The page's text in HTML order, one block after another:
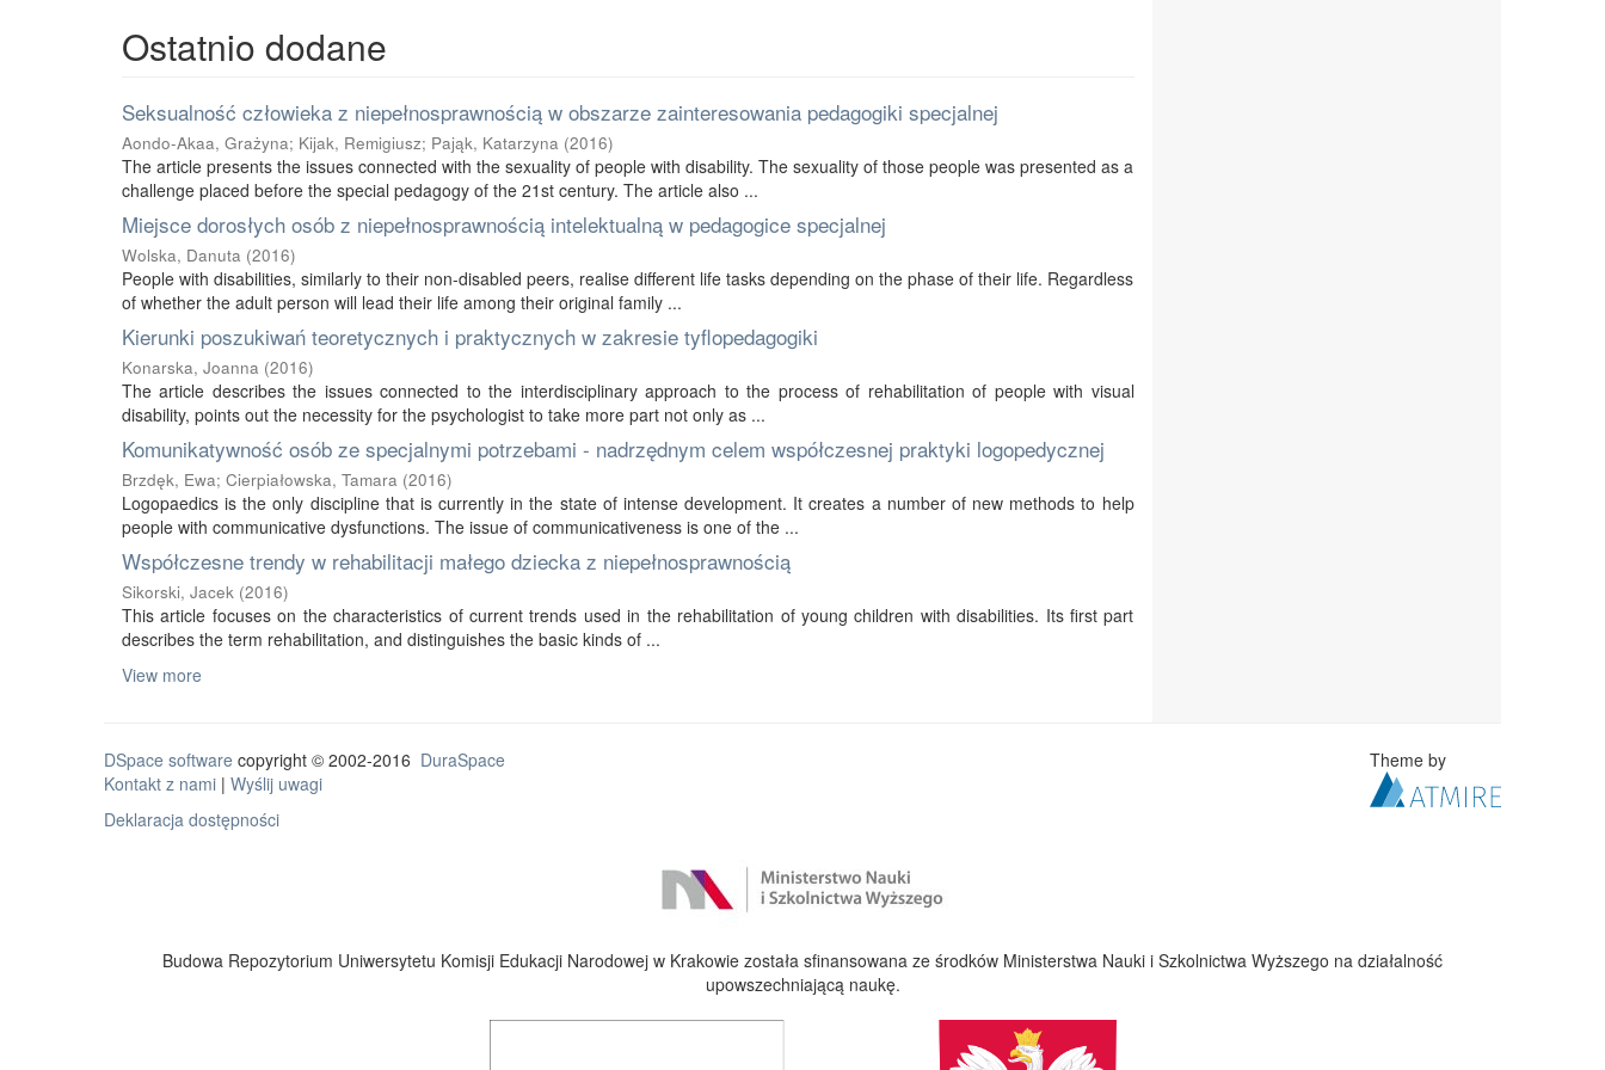
Ostatnio dodane
Seksualność człowieka z niepełnosprawnością w obszarze zainteresowania pedagogiki specjalnej
Aondo-Akaa, Grażyna; Kijak, Remigiusz; Pająk, Katarzyna (2016)
The article presents the issues connected with the sexuality of people with disability. The sexuality of those people was presented as a
challenge placed before the special pedagogy of the 21st century. The article also ...
Miejsce dorosłych osób z niepełnosprawnością intelektualną w pedagogice specjalnej
Wolska, Danuta (2016)
People with disabilities, similarly to their non-disabled peers, realise different life tasks depending on the phase of their life. Regardless
of whether the adult person will lead their life among their original family ...
Kierunki poszukiwań teoretycznych i praktycznych w zakresie tyflopedagogiki
Konarska, Joanna (2016)
The article describes the issues connected to the interdisciplinary approach to the process of rehabilitation of people with visual
disability, points out the necessity for the psychologist to take more part not only as ...
Komunikatywność osób ze specjalnymi potrzebami - nadrzędnym celem współczesnej praktyki logopedycznej
Brzdęk, Ewa; Cierpiałowska, Tamara (2016)
Logopaedics is the only discipline that is currently in the state of intense development. It creates a number of new methods to help
people with communicative dysfunctions. The issue of communicativeness is one of the ...
Współczesne trendy w rehabilitacji małego dziecka z niepełnosprawnością
Sikorski, Jacek (2016)
This article focuses on the characteristics of current trends used in the rehabilitation of young children with disabilities. Its first part
describes the term rehabilitation, and distinguishes the basic kinds of ...
View more
DSpace software copyright © 2002-2016 DuraSpace
Kontakt z nami | Wyślij uwagi
Deklaracja dostępności
Theme by
Budowa Repozytorium Uniwersytetu Komisji Edukacji Narodowej w Krakowie została sfinansowana ze środków Ministerstwa Nauki i Szkolnictwa Wyższego na działalność
upowszechniającą naukę.